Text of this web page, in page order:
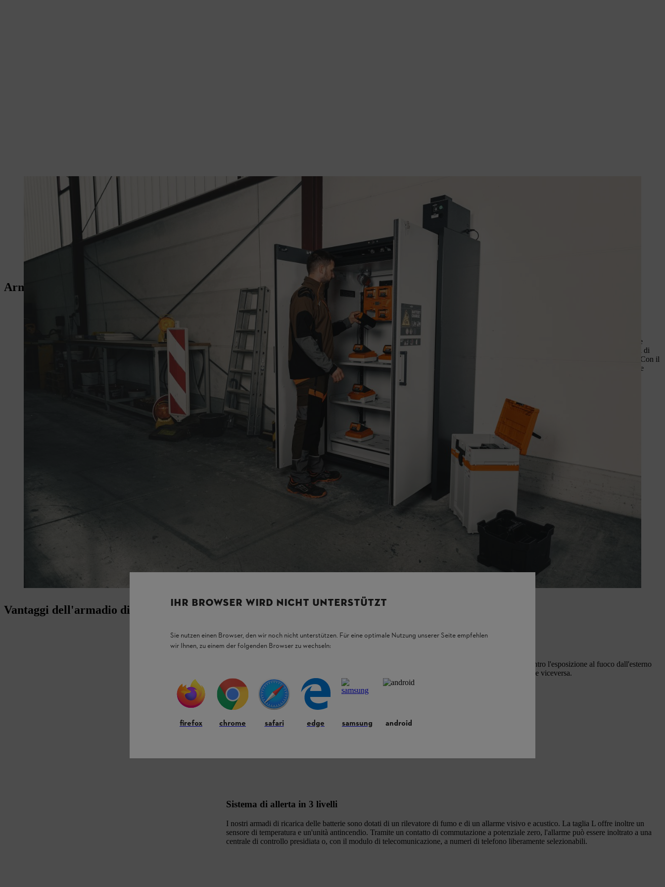
Armadio di ricarica delle batterie di asecos
Stoccaggio e ricarica delle batterie orientati al futuro
In collaborazione con asecos, STIHL offre due nuovi armadi per la ricarica delle
batterie. Gli armadi, di due dimensioni, soddisfano gli standard tecnici in termini di
protezione e resistenza al fuoco e sono dotati di un sistema di allarme integrato. Con il
collegamento a 400 volt è possibile stoccare in sicurezza fino a 16 o 32 batterie e
Vantaggi dell'armadio di ricarica delle batterie
90 minuti di protezione antincendio
Con una resistenza al fuoco superiore a 90 minuti, l'armadio caricabatterie offre un deflettore sia contro l'esposizione al fuoco dall'esterno
verso l'interno (Tipo 90, omologato secondo EN 14470-1 e basato sulla norma DIN EN 1363-1) che viceversa.
Sistema di allerta in 3 livelli
I nostri armadi di ricarica delle batterie sono dotati di un rilevatore di fumo e di un allarme visivo e acustico. La taglia L offre inoltre un
sensore di temperatura e un'unità antincendio.Tramite un contatto di commutazione a potenziale zero, l'allarme può essere inoltrato a una
centrale di controllo presidiata o, con il modulo di telecomunicazione, a numeri di telefono liberamente selezionabili.
IHR BROWSER WIRD NICHT UNTERSTÜTZT
Sie nutzen einen Browser, den wir noch nicht unterstützen. Für eine optimale Nutzung unserer Seite empfehlen
wir Ihnen, zu einem der folgenden Browser zu wechseln:
firefox chrome safari edge samsung android